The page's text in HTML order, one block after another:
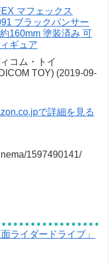
マフェックス
ブラックパンサー
160mm 塗装済み 可
ギュア
コム・トイ
TOY) (2019-09-
で詳細を見る
1597490141/
ライダードライブ」